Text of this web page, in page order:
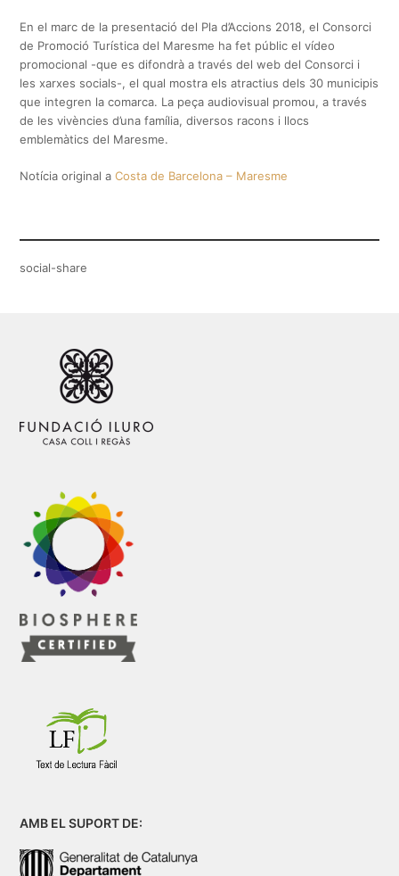
En el marc de la presentació del Pla d’Accions 2018, el Consorci
de Promoció Turística del Maresme ha fet públic el vídeo
promocional -que es difondrà a través del web del Consorci i
les xarxes socials-, el qual mostra els atractius dels 30 municipis
que integren la comarca. La peça audiovisual promou, a través
de les vivències d’una família, diversos racons i llocs
emblemàtics del Maresme.
Notícia original aCosta de Barcelona – Maresme
social-share
AMB EL SUPORT DE: